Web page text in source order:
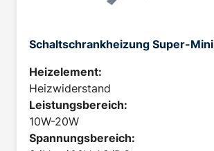
Schaltschrankheizung Super-Mini
Heizelement:
Heizwiderstand
Leistungsbereich:
10W-20W
Spannungsbereich: